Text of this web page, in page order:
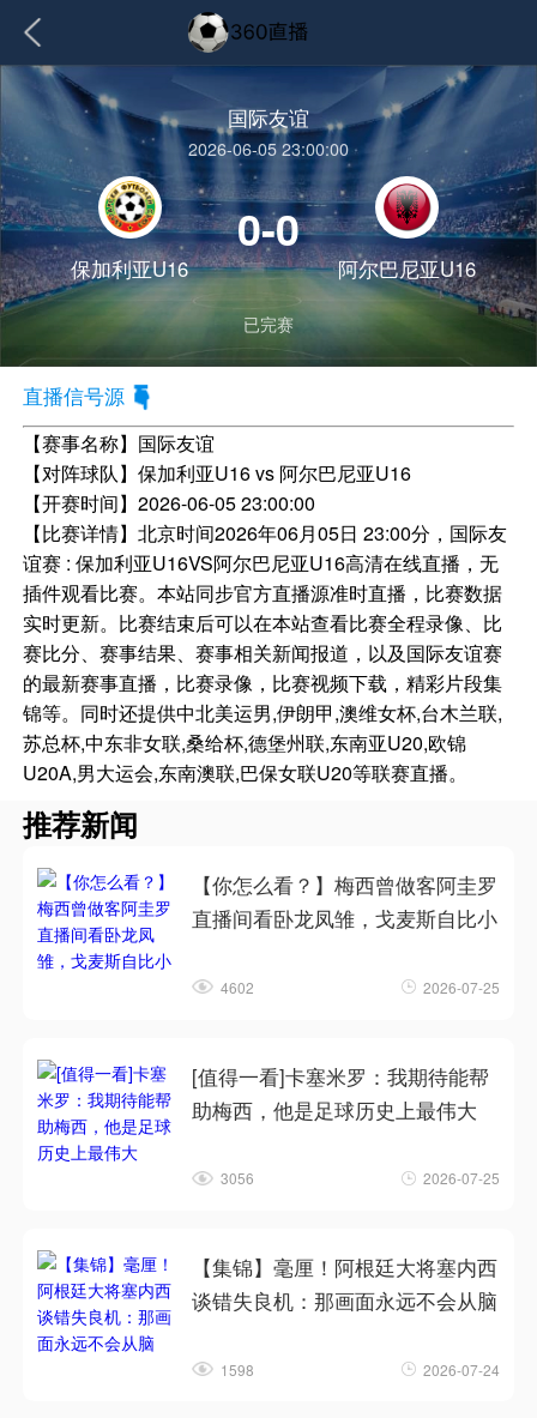
国际友谊
2026-06-05 23:00:00
保加利亚U16
0-0
阿尔巴尼亚U16
已完赛
直播信号源
【赛事名称】 国际友谊
【对阵球队】保加利亚U16 vs 阿尔巴尼亚U16
【开赛时间】2026-06-05 23:00:00
【比赛详情】北京时间2026年06月05日 23:00分，国际友
谊赛 : 保加利亚U16VS阿尔巴尼亚U16高清在线直播，无
插件观看比赛。本站同步官方直播源准时直播，比赛数据
实时更新。比赛结束后可以在本站查看比赛全程录像、比
赛比分、赛事结果、赛事相关新闻报道，以及国际友谊赛
的最新赛事直播，比赛录像，比赛视频下载，精彩片段集
锦等。同时还提供中北美运男,伊朗甲,澳维女杯,台木兰联,
苏总杯,中东非女联,桑给杯,德堡州联,东南亚U20,欧锦
U20A,男大运会,东南澳联,巴保女联U20等联赛直播。
推荐新闻
【你怎么看？】梅西曾做客阿圭罗
直播间看卧龙凤雏，戈麦斯自比小
4602 2026-07-25
[值得一看]卡塞米罗：我期待能帮
助梅西，他是足球历史上最伟大
3056 2026-07-25
【集锦】毫厘！阿根廷大将塞内西
谈错失良机：那画面永远不会从脑
1598 2026-07-24